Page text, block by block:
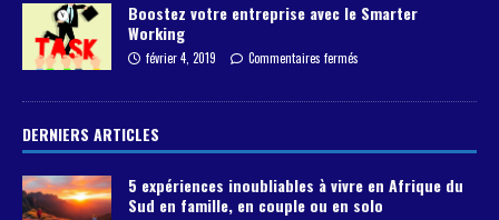
Boostez votre entreprise avec le Smarter
Working
février 4, 2019 Commentaires fermés
DERNIERS ARTICLES
5 expériences inoubliables à vivre en Afrique du
Sud en famille, en couple ou en solo